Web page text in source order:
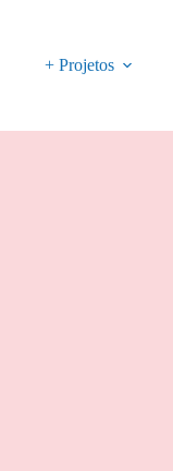
+ Projetos